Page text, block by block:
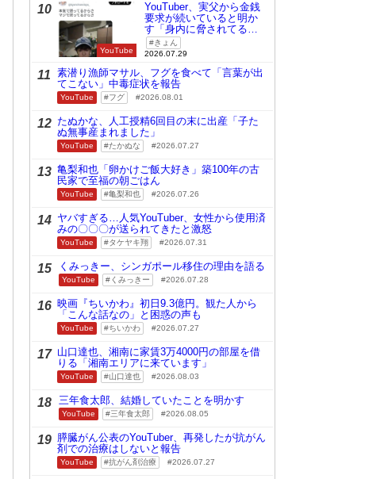
10
YouTube
YouTuber、実父から金銭
要求が続いていると明か
す「身内に脅されてる
の」きょん
2026.07.29
11
素潜り漁師マサル、フグを食べて「言葉が出
てこない」中毒症状を報告
YouTube フグ 2026.08.01
12 たぬかな、人工授精6回目の末に出産「子た
ぬ無事産まれました」
YouTube たかぬな 2026.07.27
13 亀梨和也「卵かけご飯大好き」築100年の古
民家で至福の朝ごはん
YouTube 亀梨和也 2026.07.26
14 ヤバすぎる…人気YouTuber、女性から使用済
みの〇〇〇が送られてきたと激怒
YouTube タケヤキ翔 2026.07.31
15 くみっきー、シンガポール移住の理由を語る
YouTube くみっきー 2026.07.28
16 映画『ちいかわ』初日9.3億円。観た人から
「こんな話なの」と困惑の声も
YouTube ちいかわ 2026.07.27
17 山口達也、湘南に家賃3万4000円の部屋を借
りる「湘南エリアに来ています」
YouTube 山口達也 2026.08.03
18 三年食太郎、結婚していたことを明かす
YouTube 三年食太郎 2026.08.05
19 膵臓がん公表のYouTuber、再発したが抗がん
剤での治療はしないと報告
YouTube 抗がん剤治療 2026.07.27